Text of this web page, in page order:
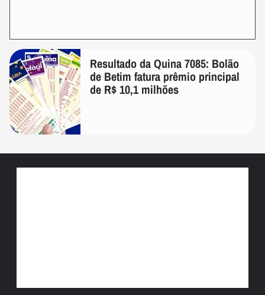
Resultado da Quina 7085: Bolão
de Betim fatura prêmio principal
de R$ 10,1 milhões